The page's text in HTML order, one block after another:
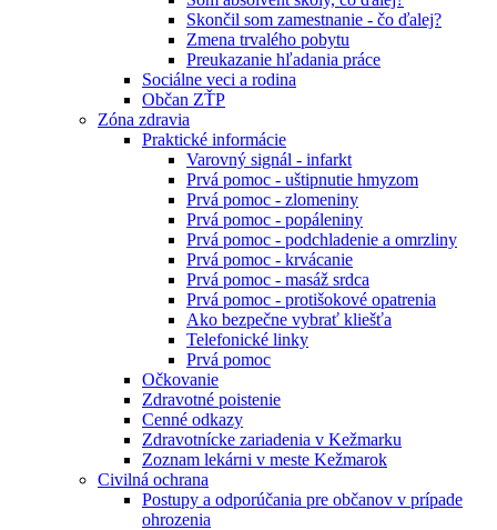
Skončil som zamestnanie - čo ďalej?
Zmena trvalého pobytu
Preukazanie hľadania práce
Sociálne veci a rodina
Občan ZŤP
Zóna zdravia
Praktické informácie
Varovný signál - infarkt
Prvá pomoc - uštipnutie hmyzom
Prvá pomoc - zlomeniny
Prvá pomoc - popáleniny
Prvá pomoc - podchladenie a omrzliny
Prvá pomoc - krvácanie
Prvá pomoc - masáž srdca
Prvá pomoc - protišokové opatrenia
Ako bezpečne vybrať kliešťa
Telefonické linky
Prvá pomoc
Očkovanie
Zdravotné poistenie
Cenné odkazy
Zdravotnícke zariadenia v Kežmarku
Zoznam lekárni v meste Kežmarok
Civilná ochrana
Postupy a odporúčania pre občanov v prípade
ohrozenia